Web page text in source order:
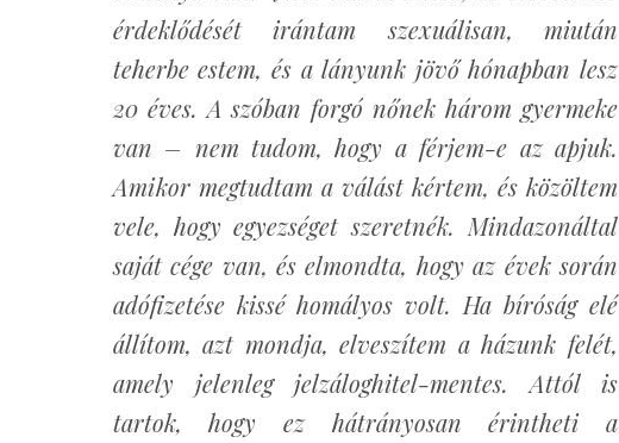
érdeklődését irántam szexuálisan, miután
teherbe estem, és a lányunk jövő hónapban lesz
20 éves. A szóban forgó nőnek három gyermeke
van – nem tudom, hogy a férjem-e az apjuk.
Amikor megtudtam a válást kértem, és közöltem
vele, hogy egyezséget szeretnék. Mindazonáltal
saját cége van, és elmondta, hogy az évek során
adófizetése kissé homályos volt. Ha bíróság elé
állítom, azt mondja, elveszítem a házunk felét,
amely jelenleg jelzáloghitel-mentes. Attól is
tartok, hogy ez hátrányosan érintheti a